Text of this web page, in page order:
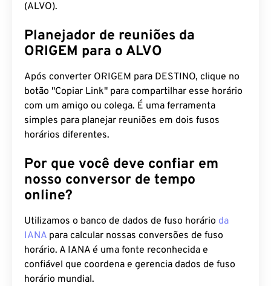
(ALVO).
Planejador de reuniões da
ORIGEM para o ALVO
Após converter ORIGEM para DESTINO, clique no
botão "Copiar Link" para compartilhar esse horário
com um amigo ou colega. É uma ferramenta
simples para planejar reuniões em dois fusos
horários diferentes.
Por que você deve confiar em
nosso conversor de tempo
online?
Utilizamos o banco de dados de fuso horário da
IANA para calcular nossas conversões de fuso
horário. A IANA é uma fonte reconhecida e
confiável que coordena e gerencia dados de fuso
horário mundial.